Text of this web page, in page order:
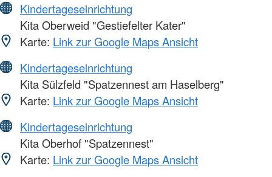
Kindertageseinrichtung
Kita Oberweid "Gestiefelter Kater"
Karte: Link zur Google Maps Ansicht
Kindertageseinrichtung
Kita Sülzfeld "Spatzennest am Haselberg"
Karte: Link zur Google Maps Ansicht
Kindertageseinrichtung
Kita Oberhof "Spatzennest"
Karte: Link zur Google Maps Ansicht